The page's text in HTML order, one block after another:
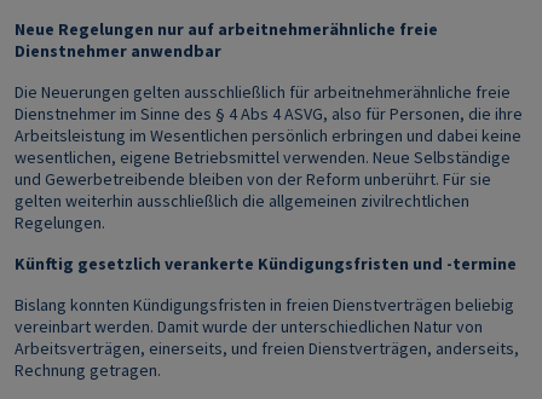
Neue Regelungen nur auf arbeitnehmerähnliche freie
Dienstnehmer anwendbar
Die Neuerungen gelten ausschließlich für arbeitnehmerähnliche freie
Dienstnehmer im Sinne des § 4 Abs 4 ASVG, also für Personen, die ihre
Arbeitsleistung im Wesentlichen persönlich erbringen und dabei keine
wesentlichen, eigene Betriebsmittel verwenden. Neue Selbständige
und Gewerbetreibende bleiben von der Reform unberührt. Für sie
gelten weiterhin ausschließlich die allgemeinen zivilrechtlichen
Regelungen.
Künftig gesetzlich verankerte Kündigungsfristen und -termine
Bislang konnten Kündigungsfristen in freien Dienstverträgen beliebig
vereinbart werden. Damit wurde der unterschiedlichen Natur von
Arbeitsverträgen, einerseits, und freien Dienstverträgen, anderseits,
Rechnung getragen.